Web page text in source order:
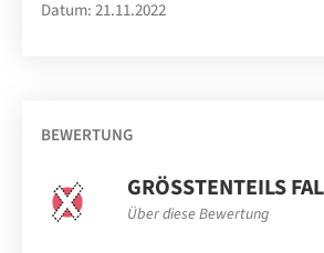
Datum: 21.11.2022
BEWERTUNG
GRÖSSTENTEILS
Über diese Bewertung